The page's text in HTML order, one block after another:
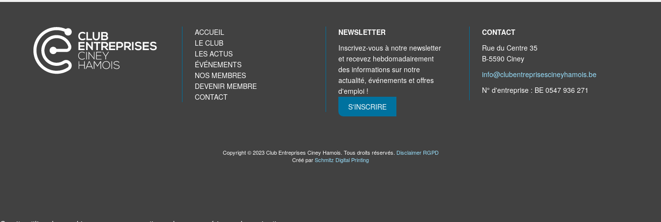
ACCUEIL
LE CLUB
LES ACTUS
ÉVÉNEMENTS
NOS MEMBRES
DEVENIR MEMBRE
CONTACT
NEWSLETTER
Inscrivez-vous à notre newsletter
et recevez hebdomadairement
des informations sur notre
actualité, événements et offres
d'emploi !
S'INSCRIRE
CONTACT
Rue du Centre 35
B-5590 Ciney
info@clubentreprisescineyhamois.be
N° d'entreprise : BE 0547 936 271
Copyright © 2023 Club Entreprises Ciney Hamois. Tous droits réservés. Disclaimer RGPD
Créé parSchmitz Digital Printing